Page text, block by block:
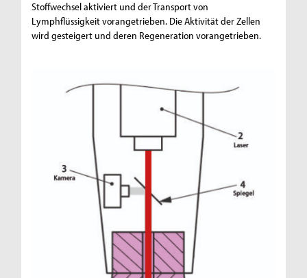
Stoffwechsel aktiviert und der Transport von
Lymphflüssigkeit vorangetrieben. Die Aktivität der Zellen
wird gesteigert und deren Regeneration vorangetrieben.